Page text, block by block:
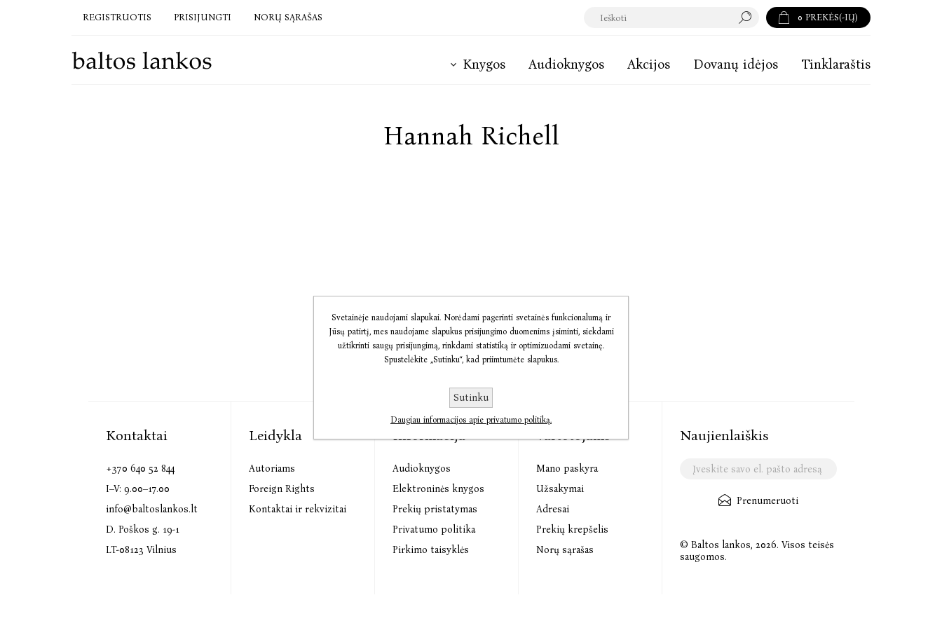
REGISTRUOTIS PRISIJUNGTI NORŲ SĄRAŠAS 0 PREKĖS(-IŲ)
Knygos Audioknygos Akcijos Dovanų idėjos Tinklaraštis
Hannah Richell
Kontaktai
+370 640 52 844
I–V: 9.00–17.00
info@baltoslankos.lt
D. Poškos g. 19-1
LT-08123 Vilnius
Leidykla
Autoriams
Foreign Rights
Kontaktai ir rekvizitai
Informacija
Audioknygos
Elektroninės knygos
Prekių pristatymas
Privatumo politika
Pirkimo taisyklės
Vartotojams
Mano paskyra
Užsakymai
Adresai
Prekių krepšelis
Norų sąrašas
Naujienlaiškis
Prenumeruoti
© Baltos lankos, 2026. Visos teisės
saugomos.
Svetainėje naudojami slapukai. Norėdami pagerinti svetainės funkcionalumą ir
Jūsų patirtį, mes naudojame slapukus prisijungimo duomenims įsiminti, siekdami
užtikrinti saugų prisijungimą, rinkdami statistiką ir optimizuodami svetainę.
Spustelėkite „Sutinku“, kad priimtumėte slapukus.
Sutinku
Daugiau informacijos apie privatumo politiką.